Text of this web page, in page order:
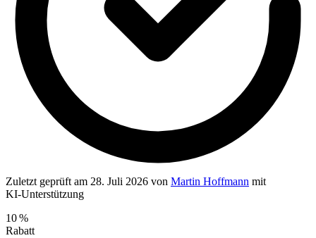
Zuletzt geprüft am 28. Juli 2026 von Martin Hoffmann mit
KI‑Unterstützung
10 %
Rabatt